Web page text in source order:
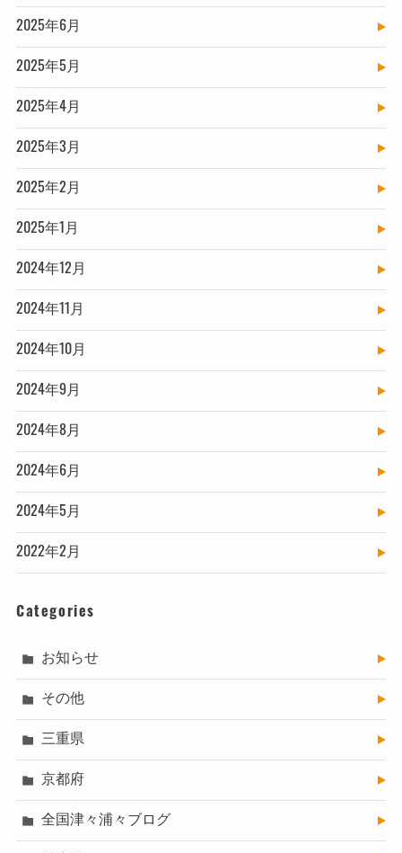
2025年6月
2025年5月
2025年4月
2025年3月
2025年2月
2025年1月
2024年12月
2024年11月
2024年10月
2024年9月
2024年8月
2024年6月
2024年5月
2022年2月
Categories
お知らせ
その他
三重県
京都府
全国津々浦々ブログ